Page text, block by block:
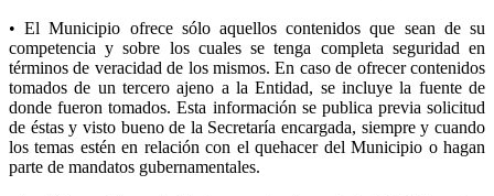
• El Municipio ofrece sólo aquellos contenidos que sean de su
competencia y sobre los cuales se tenga completa seguridad en
términos de veracidad de los mismos. En caso de ofrecer contenidos
tomados de un tercero ajeno a la Entidad, se incluye la fuente de
donde fueron tomados. Esta información se publica previa solicitud
de éstas y visto bueno de la Secretaría encargada, siempre y cuando
los temas estén en relación con el quehacer del Municipio o hagan
parte de mandatos gubernamentales.